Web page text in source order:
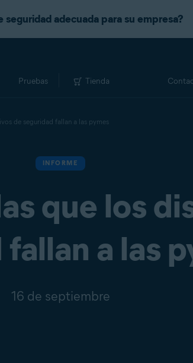
seguridad adecuada para su empresa?
Pruebas Tienda
de seguridad fallan a las pymes
INFORME
que los
a las
16 de septiembre